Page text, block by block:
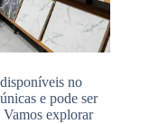
disponíveis no
e pode ser
Vamos explorar